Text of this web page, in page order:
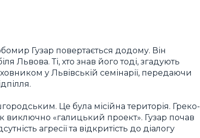
Гузар повертається додому. Він
Львова. Ті, хто знав його тоді, згадують
у Львівській семінарії, передаючи
Це була місійна територія. Греко-
виключно «галицький проект». Гузар почав
агресії та відкритість до діалогу